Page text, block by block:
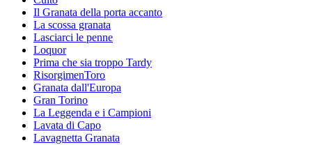
Il Granata della porta accanto
La scossa granata
Lasciarci le penne
Loquor
Prima che sia troppo Tardy
RisorgimenToro
Granata dall'Europa
Gran Torino
La Leggenda e i Campioni
Lavata di Capo
Lavagnetta Granata